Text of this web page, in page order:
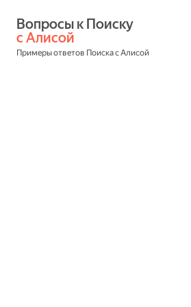
с Алисой
Примеры ответов Поиска с Алисой